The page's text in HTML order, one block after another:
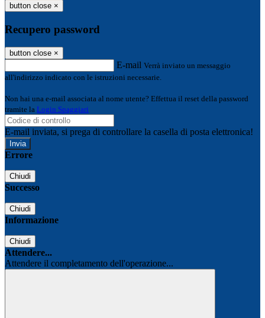
button close ×
Recupero password
button close ×
E-mail Verrà inviato un messaggio
all'indirizzo indicato con le istruzioni necessarie.
Non hai una e-mail associata al nome utente? Effettua il reset della password
tramite la Login Spaggiari
E-mail inviata, si prega di controllare la casella di posta elettronica!
Errore
Chiudi
Successo
Chiudi
Informazione
Chiudi
Attendere...
Attendere il completamento dell'operazione...